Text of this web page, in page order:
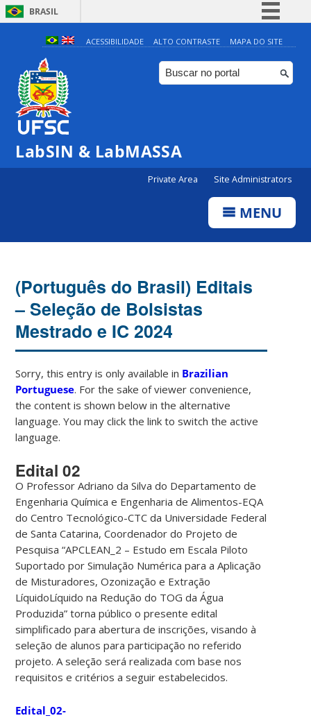
BRASIL
Simplifique!
Comunica BR
Participe
ACESSIBILIDADE ALTO CONTRASTE MAPA DO SITE
LabSIN & LabMASSA
Private Area Site Administrators
MENU
(Português do Brasil) Editais
– Seleção de Bolsistas
Mestrado e IC 2024
Sorry, this entry is only available in Brazilian
Portuguese. For the sake of viewer convenience,
the content is shown below in the alternative
language. You may click the link to switch the active
language.
Edital 02
O Professor Adriano da Silva do Departamento de
Engenharia Química e Engenharia de Alimentos-EQA
do Centro Tecnológico-CTC da Universidade Federal
de Santa Catarina, Coordenador do Projeto de
Pesquisa“APCLEAN_2 – Estudo em Escala Piloto
Suportado por Simulação Numérica para a Aplicação
de Misturadores, Ozonização e Extração
LíquidoLíquido na Redução do TOG da Água
Produzida”torna público o presente edital
simplificado para abertura de inscrições, visando à
seleção de alunos para participação no referido
projeto. A seleção será realizada com base nos
requisitos e critérios a seguir estabelecidos.
Edital_02-